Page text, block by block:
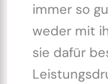
immer so
weder mit
sie dafür